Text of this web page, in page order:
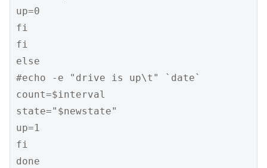
up=0
fi
fi
else
#echo -e "drive is up\t" `date`
count=$interval
state="$newstate"
up=1
fi
done